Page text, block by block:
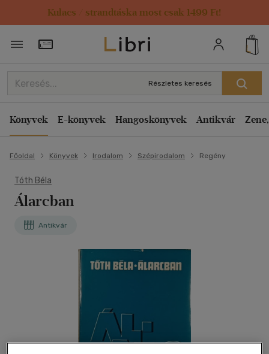
Kulacs / strandtáska most csak 1499 Ft!
Törzsvásárlói Kártya adatai
Részletes keresés
Könyvek E-könyvek Hangoskönyvek Antikvár
Főoldal Könyvek Irodalom Szépirodalom Regény
Tóth Béla
Álarcban
Antikvár